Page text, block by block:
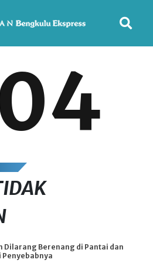
Dilarang Berenang di Pantai dan
Penyebabnya